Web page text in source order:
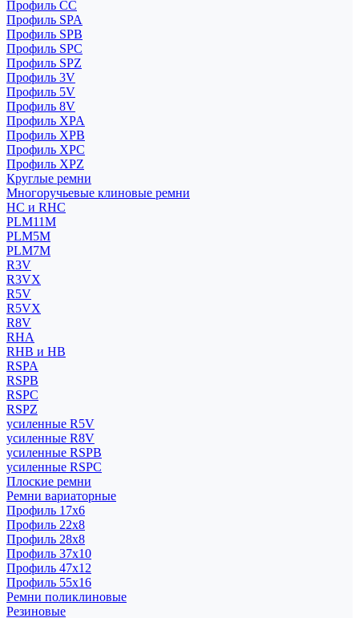
Профиль CC
Профиль SPA
Профиль SPB
Профиль SPC
Профиль SPZ
Профиль 3V
Профиль 5V
Профиль 8V
Профиль XPA
Профиль XPB
Профиль XPC
Профиль XPZ
Круглые ремни
Многоручьевые клиновые ремни
HC и RHC
PLM11M
PLM5M
PLM7M
R3V
R3VX
R5V
R5VX
R8V
RHA
RHB и HB
RSPA
RSPB
RSPC
RSPZ
усиленные R5V
усиленные R8V
усиленные RSPB
усиленные RSPC
Плоские ремни
Ремни вариаторные
Профиль 17x6
Профиль 22x8
Профиль 28x8
Профиль 37x10
Профиль 47x12
Профиль 55x16
Ремни поликлиновые
Резиновые